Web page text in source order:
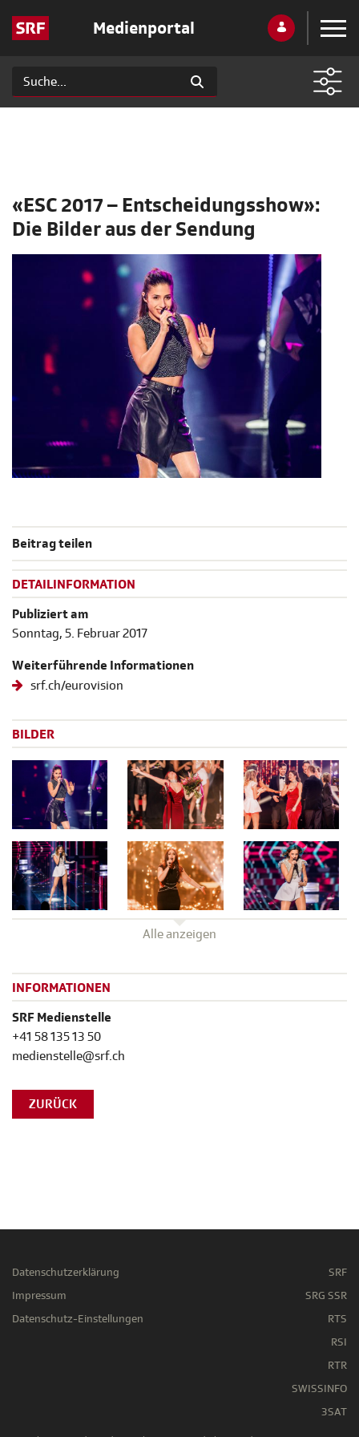
Medienportal
«ESC 2017 – Entscheidungsshow»:
Die Bilder aus der Sendung
Beitrag teilen
DETAILINFORMATION
Publiziert am
Sonntag, 5. Februar 2017
Weiterführende Informationen
srf.ch/eurovision
BILDER
Alle anzeigen
INFORMATIONEN
SRF Medienstelle
+41 58 135 13 50
medienstelle@srf.ch
ZURÜCK
Datenschutzerklärung
Impressum
Datenschutz-Einstellungen
SRF
SRG SSR
RTS
RSI
RTR
SWISSINFO
3SAT